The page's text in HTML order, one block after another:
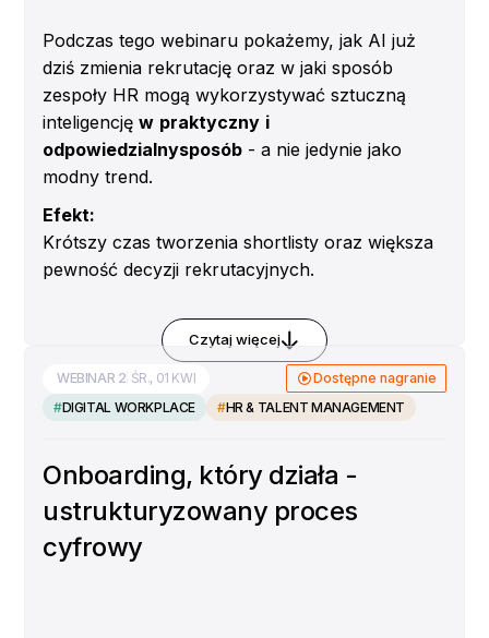
Podczas tego webinaru pokażemy, jak AI już
dziś zmienia rekrutację oraz w jaki sposób
zespoły HR mogą wykorzystywać sztuczną
inteligencję w praktyczny i
odpowiedzialnysposób - a nie jedynie jako
modny trend.
Efekt:
Krótszy czas tworzenia shortlisty oraz większa
pewność decyzji rekrutacyjnych.
kluczowe wyzwania rekrutacyjne w dużych i
rozwijających się organizacjach
obszary, w których AI wnosi realną wartość
w selekcji kandydatów
procesem, a AI wspiera podejmowanie
decyzji
Otrzymasz:
Demo na żywo naszego
Czytaj więcej
WEBINAR 2 ŚR., 01 KWI
Dostępne nagranie
#DIGITAL WORKPLACE #HR & TALENT MANAGEMENT
Onboarding, który działa -
ustrukturyzowany proces
cyfrowy